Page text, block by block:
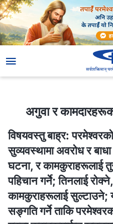
अगुवा र कामदारहरूका जिम्‍मेवारीहरू (१९)
अगुवा र
विषयवस्तु बाह्र:
सुव्यवस्थामा अवरोध र बाधा
घटना, र कामकुराहरूलाई
पहिचान गर्ने; तिनलाई
कामकुराहरूलाई सुल्टाउने;
सङ्‍गति गर्ने ताकि